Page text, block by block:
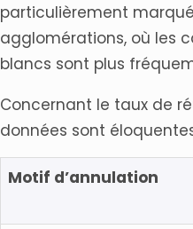
particulièrement
agglomérations, où les
blancs sont plus
Concernant le taux de
données sont
Motif d’annulation